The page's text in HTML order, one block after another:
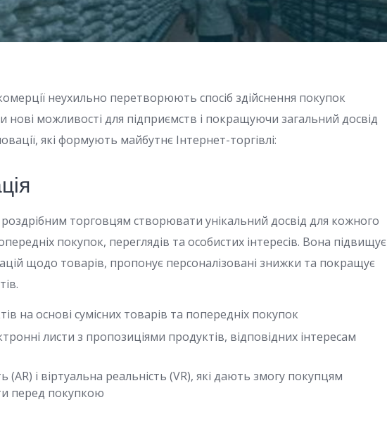
неухильно перетворюють спосіб здійснення покупок
можливості для підприємств і покращуючи загальний досвід
які формують майбутнє Інтернет-торгівлі:
роздрібним торговцям створювати унікальний досвід для кожного
покупок, переглядів та особистих інтересів. Вона підвищує
щодо товарів, пропонує персоналізовані знижки та покращує
на основі сумісних товарів та попередніх покупок
листи з пропозиціями продуктів, відповідних інтересам
(AR) і віртуальна реальність (VR), які дають змогу покупцям
перед покупкою